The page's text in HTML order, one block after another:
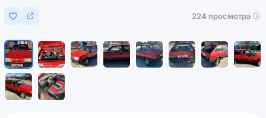
Добавить в избранное
224 просмотра